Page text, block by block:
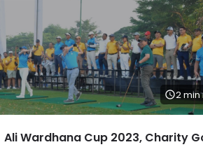
2
Ali Wardhana Cup 2023, Charity